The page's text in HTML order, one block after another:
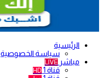
الرئيسية
سياسة الخصوصية
مباشر LIVE
قناة 1 HD